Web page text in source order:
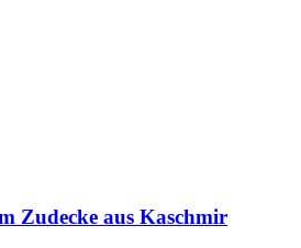
Zudecke aus Kaschmir